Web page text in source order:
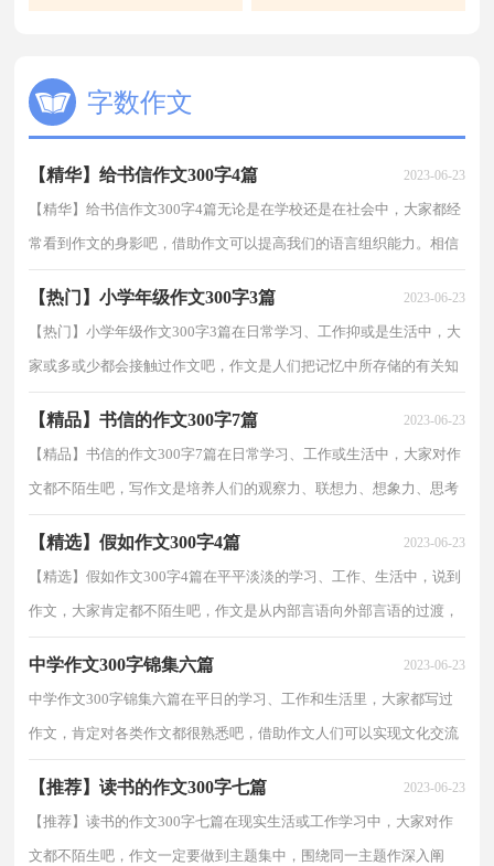
字数作文
【精华】给书信作文300字4篇 2023-06-23
【精华】给书信作文300字4篇无论是在学校还是在社会中，大家都经
常看到作文的身影吧，借助作文可以提高我们的语言组织能力。相信
【热门】小学年级作文300字3篇 2023-06-23
【热门】小学年级作文300字3篇在日常学习、工作抑或是生活中，大
家或多或少都会接触过作文吧，作文是人们把记忆中所存储的有关知
【精品】书信的作文300字7篇 2023-06-23
【精品】书信的作文300字7篇在日常学习、工作或生活中，大家对作
文都不陌生吧，写作文是培养人们的观察力、联想力、想象力、思考
【精选】假如作文300字4篇 2023-06-23
【精选】假如作文300字4篇在平平淡淡的学习、工作、生活中，说到
作文，大家肯定都不陌生吧，作文是从内部言语向外部言语的过渡，
中学作文300字锦集六篇 2023-06-23
中学作文300字锦集六篇在平日的学习、工作和生活里，大家都写过
作文，肯定对各类作文都很熟悉吧，借助作文人们可以实现文化交流
【推荐】读书的作文300字七篇 2023-06-23
【推荐】读书的作文300字七篇在现实生活或工作学习中，大家对作
文都不陌生吧，作文一定要做到主题集中，围绕同一主题作深入阐